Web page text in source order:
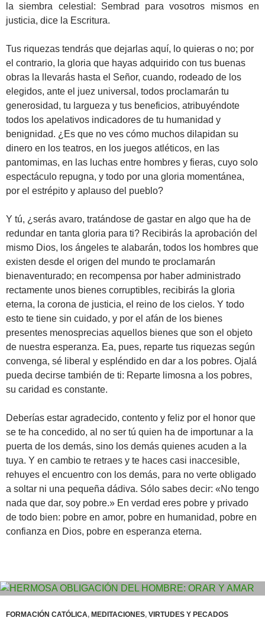
la siembra celestial: Sembrad para vosotros mismos en
justicia, dice la Escritura.
Tus riquezas tendrás que dejarlas aquí, lo quieras o no; por
el contrario, la gloria que hayas adquirido con tus buenas
obras la llevarás hasta el Señor, cuando, rodeado de los
elegidos, ante el juez universal, todos proclamarán tu
generosidad, tu largueza y tus beneficios, atribuyéndote
todos los apelativos indicadores de tu humanidad y
benignidad. ¿Es que no ves cómo muchos dilapidan su
dinero en los teatros, en los juegos atléticos, en las
pantomimas, en las luchas entre hombres y fieras, cuyo solo
espectáculo repugna, y todo por una gloria momentánea,
por el estrépito y aplauso del pueblo?
Y tú, ¿serás avaro, tratándose de gastar en algo que ha de
redundar en tanta gloria para ti? Recibirás la aprobación del
mismo Dios, los ángeles te alabarán, todos los hombres que
existen desde el origen del mundo te proclamarán
bienaventurado; en recompensa por haber administrado
rectamente unos bienes corruptibles, recibirás la gloria
eterna, la corona de justicia, el reino de los cielos. Y todo
esto te tiene sin cuidado, y por el afán de los bienes
presentes menosprecias aquellos bienes que son el objeto
de nuestra esperanza. Ea, pues, reparte tus riquezas según
convenga, sé liberal y espléndido en dar a los pobres. Ojalá
pueda decirse también de ti: Reparte limosna a los pobres,
su caridad es constante.
Deberías estar agradecido, contento y feliz por el honor que
se te ha concedido, al no ser tú quien ha de importunar a la
puerta de los demás, sino los demás quienes acuden a la
tuya. Y en cambio te retraes y te haces casi inaccesible,
rehuyes el encuentro con los demás, para no verte obligado
a soltar ni una pequeña dádiva. Sólo sabes decir: «No tengo
nada que dar, soy pobre.» En verdad eres pobre y privado
de todo bien: pobre en amor, pobre en humanidad, pobre en
confianza en Dios, pobre en esperanza eterna.
FORMACIÓN CATÓLICA, MEDITACIONES, VIRTUDES Y PECADOS